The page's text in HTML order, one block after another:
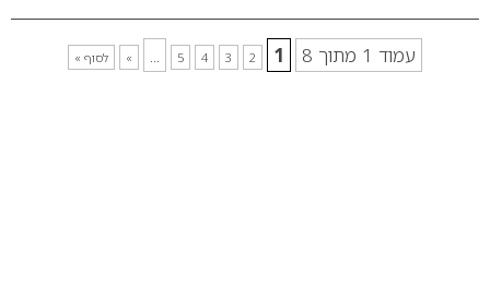
עמוד 1 מתוך 8 1
2
3
4
5
...
» לסוף »